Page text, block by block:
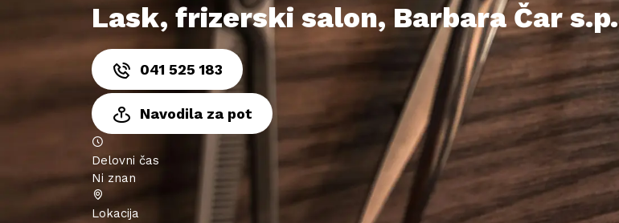
Lask, frizerski salon, Barbara Čar s.p.
041 525 183
Navodila za pot
Delovni čas
Ni znan
Lokacija